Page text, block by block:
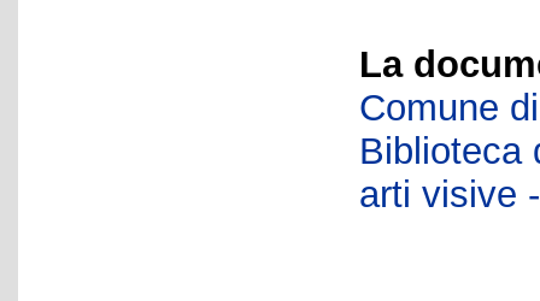
La
Comune
Biblioteca
arti visive